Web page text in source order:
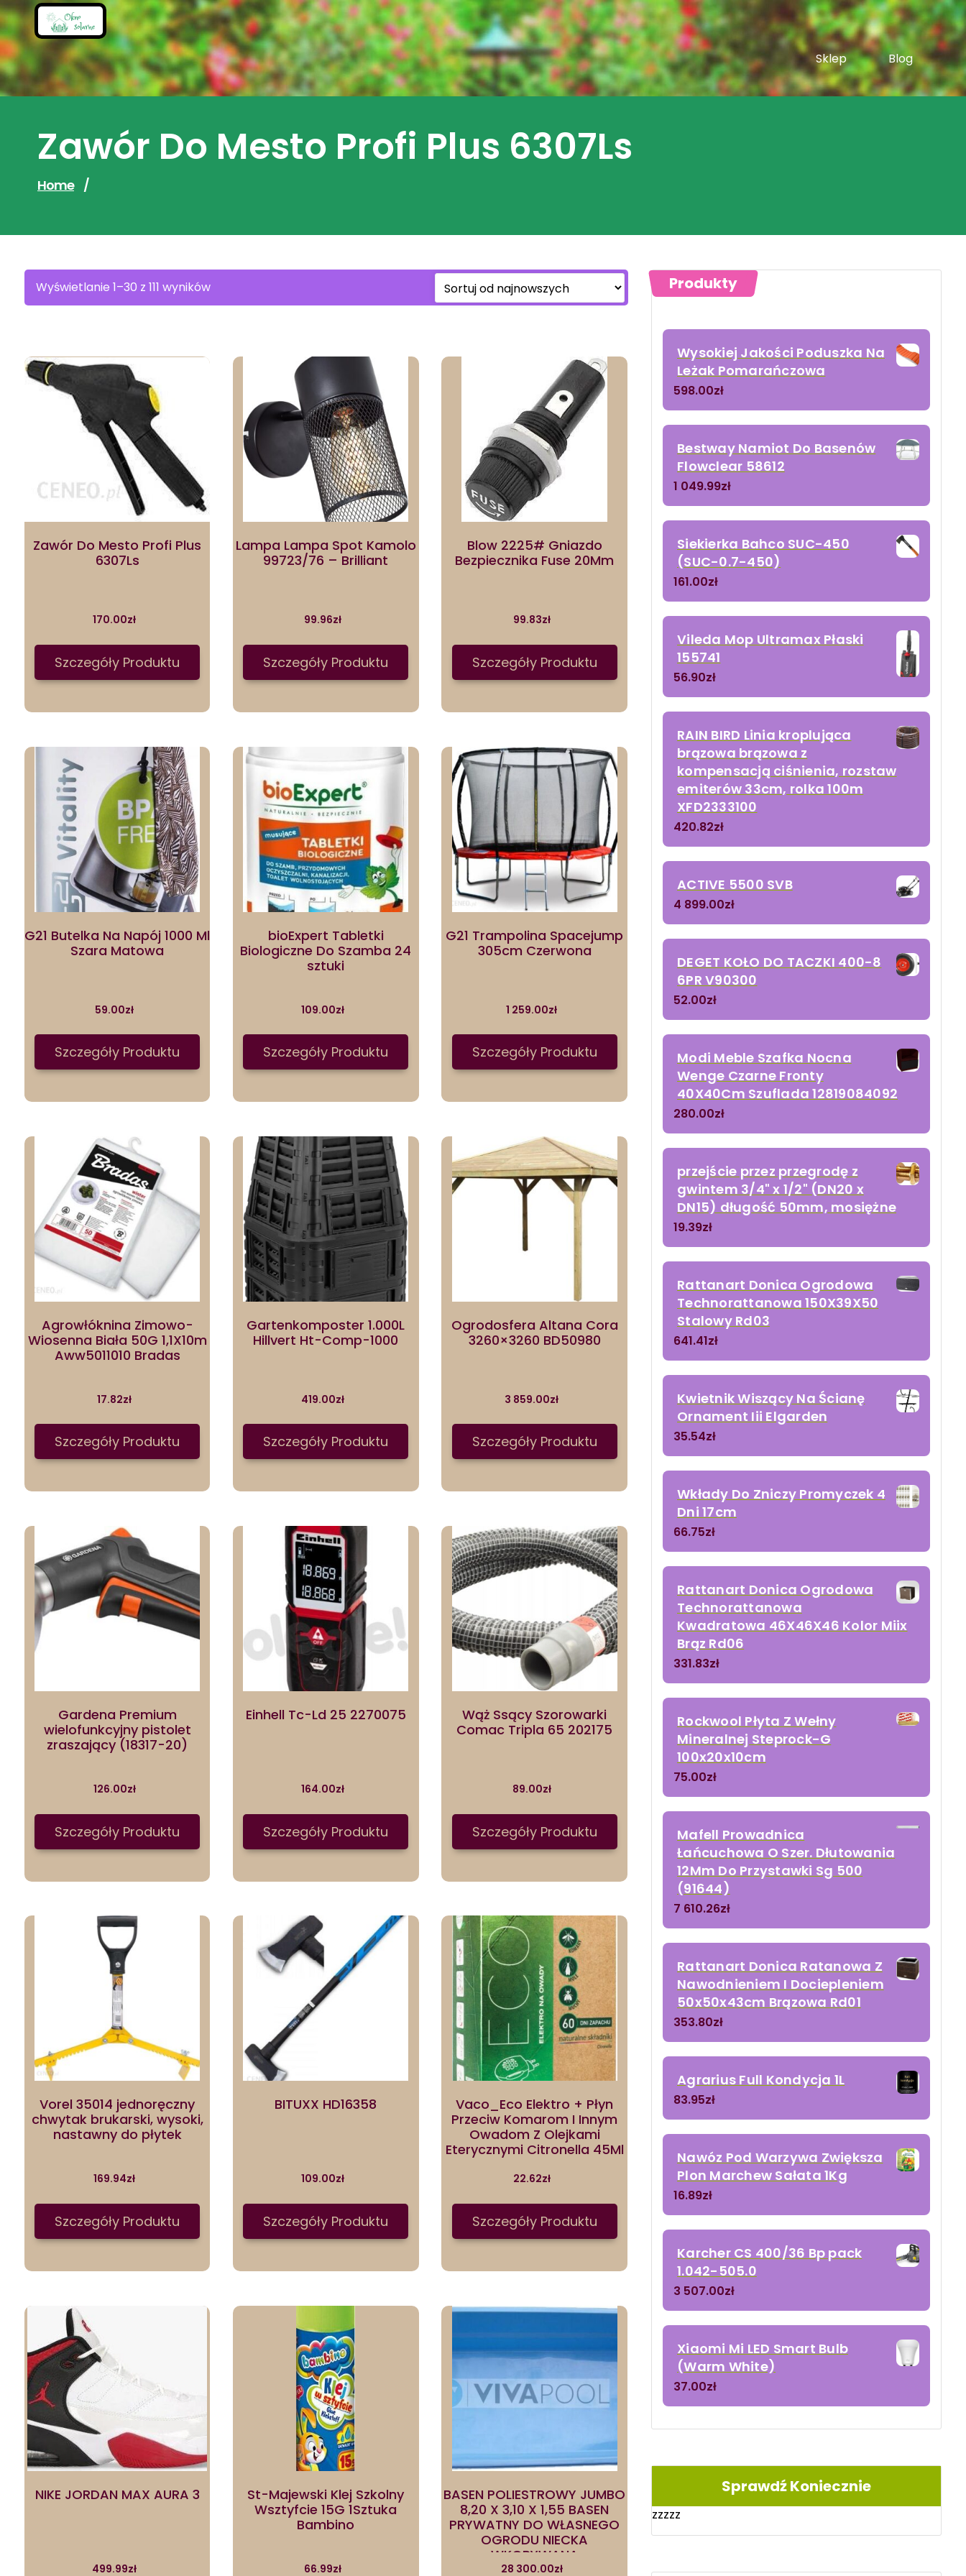
Skip
to
content
Sklep
Blog
Zawór Do Mesto Profi Plus 6307Ls
Home /
Wyświetlanie 1–30 z 111 wynikówSorted
by
Zawór Do Mesto Profi Plus
6307Ls
170.00zł
Szczegóły Produktu
Lampa Lampa Spot Kamolo
99723/76 – Brilliant
99.96zł
Szczegóły Produktu
Blow 2225# Gniazdo
Bezpiecznika Fuse 20Mm
99.83zł
Szczegóły Produktu
G21 Butelka Na Napój 1000 Ml
Szara Matowa
59.00zł
Szczegóły Produktu
bioExpert Tabletki
Biologiczne Do Szamba 24
sztuki
109.00zł
Szczegóły Produktu
G21 Trampolina Spacejump
305cm Czerwona
1 259.00zł
Szczegóły Produktu
Agrowłóknina Zimowo-
Wiosenna Biała 50G 1,1X10m
Aww5011010 Bradas
17.82zł
Szczegóły Produktu
Gartenkomposter 1.000L
Hillvert Ht-Comp-1000
419.00zł
Szczegóły Produktu
Ogrodosfera Altana Cora
3260×3260 BD50980
3 859.00zł
Szczegóły Produktu
Gardena Premium
wielofunkcyjny pistolet
zraszający (18317-20)
126.00zł
Szczegóły Produktu
Einhell Tc-Ld 25 2270075
164.00zł
Szczegóły Produktu
Wąż Ssący Szorowarki
Comac Tripla 65 202175
89.00zł
Szczegóły Produktu
Vorel 35014 jednoręczny
chwytak brukarski, wysoki,
nastawny do płytek
169.94zł
Szczegóły Produktu
BITUXX HD16358
109.00zł
Szczegóły Produktu
Vaco_Eco Elektro + Płyn
Przeciw Komarom I Innym
Owadom Z Olejkami
Eterycznymi Citronella 45Ml
22.62zł
Szczegóły Produktu
NIKE JORDAN MAX AURA 3
499.99zł
St-Majewski Klej Szkolny
Wsztyfcie 15G 1Sztuka
Bambino
66.99zł
BASEN POLIESTROWY JUMBO
8,20 X 3,10 X 1,55 BASEN
PRYWATNY DO WŁASNEGO
OGRODU NIECKA
WKOPYWANA
28 300.00zł
Produkty
Wysokiej Jakości Poduszka Na
Leżak Pomarańczowa
598.00zł
Bestway Namiot Do Basenów
Flowclear 58612
1 049.99zł
Siekierka Bahco SUC-450
(SUC-0.7-450)
161.00zł
Vileda Mop Ultramax Płaski
155741
56.90zł
RAIN BIRD Linia kroplująca
brązowa brązowa z
kompensacją ciśnienia, rozstaw
emiterów 33cm, rolka 100m
XFD2333100
420.82zł
ACTIVE 5500 SVB
4 899.00zł
DEGET KOŁO DO TACZKI 400-8
6PR V90300
52.00zł
Modi Meble Szafka Nocna
Wenge Czarne Fronty
40X40Cm Szuflada 12819084092
280.00zł
przejście przez przegrodę z
gwintem 3/4" x 1/2" (DN20 x
DN15) długość 50mm, mosiężne
19.39zł
Rattanart Donica Ogrodowa
Technorattanowa 150X39X50
Stalowy Rd03
641.41zł
Kwietnik Wiszący Na Ścianę
Ornament Iii Elgarden
35.54zł
Wkłady Do Zniczy Promyczek 4
Dni 17cm
66.75zł
Rattanart Donica Ogrodowa
Technorattanowa
Kwadratowa 46X46X46 Kolor Miix
Brąz Rd06
331.83zł
Rockwool Płyta Z Wełny
Mineralnej Steprock-G
100x20x10cm
75.00zł
Mafell Prowadnica
Łańcuchowa O Szer. Dłutowania
12Mm Do Przystawki Sg 500
(91644)
7 610.26zł
Rattanart Donica Ratanowa Z
Nawodnieniem I Dociepleniem
50x50x43cm Brązowa Rd01
353.80zł
Agrarius Full Kondycja 1L
83.95zł
Nawóz Pod Warzywa Zwiększa
Plon Marchew Sałata 1Kg
16.89zł
Karcher CS 400/36 Bp pack
1.042-505.0
3 507.00zł
Xiaomi Mi LED Smart Bulb
(Warm White)
37.00zł
Sprawdź Koniecznie
zzzzz